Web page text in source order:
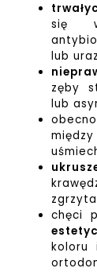
się
lub
zęby
lub
chęci
koloru